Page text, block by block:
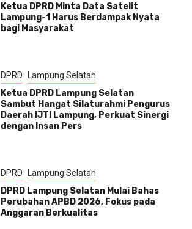
Ketua DPRD Minta Data Satelit
Lampung-1 Harus Berdampak Nyata
bagi Masyarakat
DPRD Lampung Selatan
Ketua DPRD Lampung Selatan
Sambut Hangat Silaturahmi Pengurus
Daerah IJTI Lampung, Perkuat Sinergi
dengan Insan Pers
DPRD Lampung Selatan
DPRD Lampung Selatan Mulai Bahas
Perubahan APBD 2026, Fokus pada
Anggaran Berkualitas